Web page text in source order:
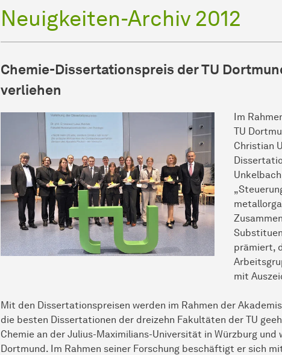
Neuigkeiten-Archiv 2012
Chemie-Dissertationspreis der TU
verliehen
Im
TU
Christian
prämiert,
mit
Mit den Dissertationspreisen werden im Rahmen der
die besten Dissertationen der dreizehn Fakultäten der TU
Chemie an der Julius-Maximilians-Universität in Würzburg
Dortmund. Im Rahmen seiner Forschung beschäftigt er sich